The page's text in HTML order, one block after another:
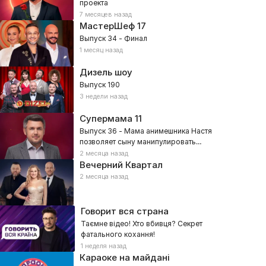
проекта
7 месяцев назад
МастерШеф17
Выпуск 34 - Финал
1 месяц назад
Дизель шоу
Выпуск 190
3 недели назад
Супермама 11
Выпуск 36 - Мама анимешника Настя
позволяет сыну манипулировать
собой?
2 месяца назад
Вечерний Квартал
2 месяца назад
Говорит вся страна
Таємне відео! Хто вбивця? Секрет
фатального кохання!
1 неделя назад
Караоке на майдані